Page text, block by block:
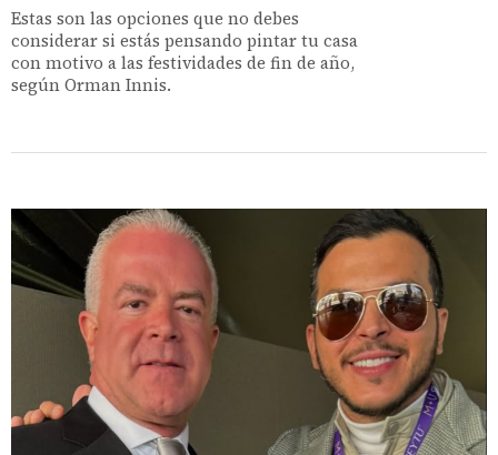
Estas son las opciones que no debes
considerar si estás pensando pintar tu casa
con motivo a las festividades de fin de año,
según Orman Innis.